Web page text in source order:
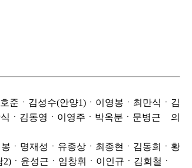
준ㆍ김성수(안양1)ㆍ이영봉ㆍ최만식ㆍ김
ㆍ김동영ㆍ이영주ㆍ박옥분ㆍ문병근 의
ㆍ명재성ㆍ유종상ㆍ최종현ㆍ김동희ㆍ황
ㆍ윤성근ㆍ임창휘ㆍ이인규ㆍ김회철ㆍ